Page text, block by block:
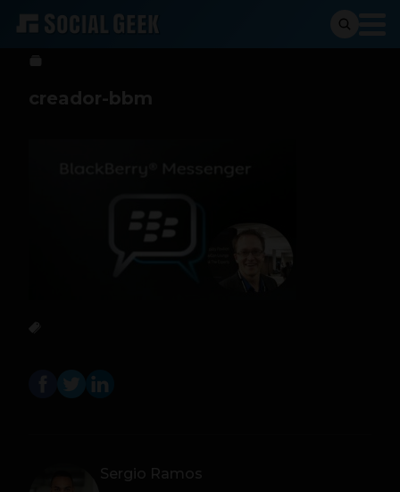
Sergio Ramos 5 de febrero de 2016
creador-bbm
Sergio Ramos